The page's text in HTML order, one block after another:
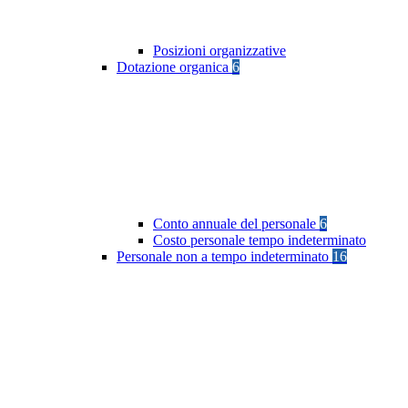
Posizioni organizzative
Dotazione organica 6
Conto annuale del personale 6
Costo personale tempo indeterminato
Personale non a tempo indeterminato 16